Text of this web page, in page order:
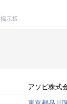
掲示板
アソビ株式